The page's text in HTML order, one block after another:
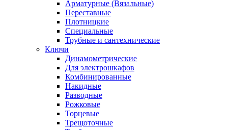
Арматурные (Вязальные)
Переставные
Плотницкие
Специальные
Трубные и сантехнические
Ключи
Динамометрические
Для электрошкафов
Комбинированные
Накидные
Разводные
Рожковые
Торцевые
Трещоточные